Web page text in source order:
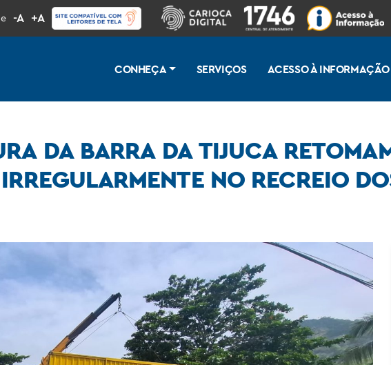
-A +A
CONHEÇA SERVIÇOS ACESSO À INFORMAÇÃO
DA BARRA DA TIJUCA
NO RECREIO
área pública de 600m² ocupada irregularmente no Recreio dos Bandeirantes